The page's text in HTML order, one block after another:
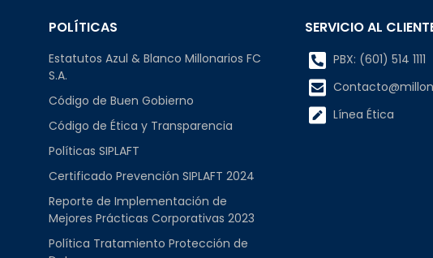
POLÍTICAS
Estatutos Azul & Blanco Millonarios FC
S.A.
Código de Buen Gobierno
Código de Ética y Transparencia
Políticas SIPLAFT
Certificado Prevención SIPLAFT 2024
Reporte de Implementación de
Mejores Prácticas Corporativas 2023
Política Tratamiento Protección de
SERVICIO AL
PBX: (601) 514 1111
Línea Ética